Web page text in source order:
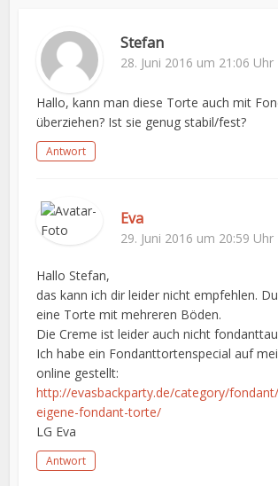
Stefan
28. Juni 2016 um 21:06 Uhr
Hallo, kann man diese Torte auch mit
überziehen? Ist sie genug stabil/fest?
Antwort
Eva
29. Juni 2016 um 20:59 Uhr
Hallo Stefan,
das kann ich dir leider nicht empfehlen.
eine Torte mit mehreren Böden.
Die Creme ist leider auch nicht
Ich habe ein Fondanttortenspecial auf
online gestellt:
http://evasbackparty.de/category/
eigene-fondant-torte/
LG Eva
Antwort